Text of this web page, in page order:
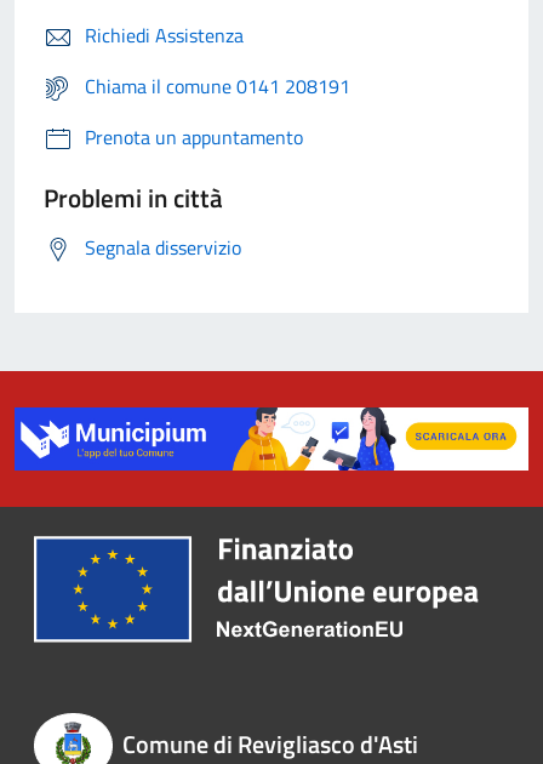
Richiedi Assistenza
Chiama il comune 0141 208191
Prenota un appuntamento
Problemi in città
Segnala disservizio
Comune di Revigliasco d'Asti